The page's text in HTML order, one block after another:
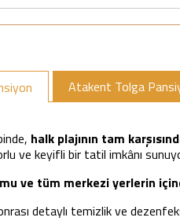
Atakent Tolga
halk plajının tam
ve keyifli bir tatil imkânı
ve tüm merkezi yerlerin
detaylı temizlik ve